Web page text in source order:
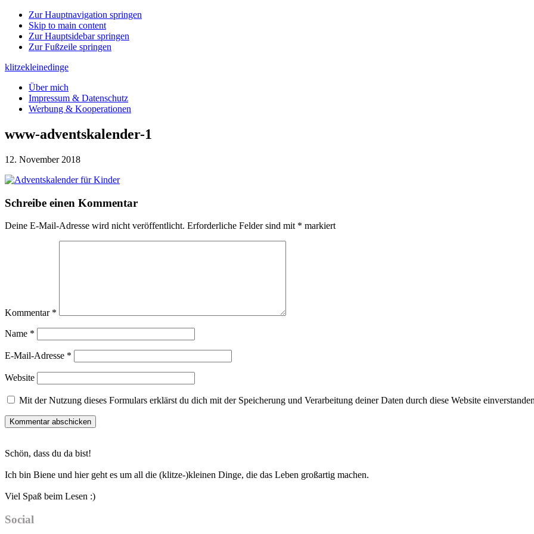
Zur Hauptnavigation springen
Skip to main content
Zur Hauptsidebar springen
Zur Fußzeile springen
klitzekleinedinge
Über mich
Impressum & Datenschutz
Werbung & Kooperationen
www-adventskalender-1
12. November 2018
Leser-
Schreibe einen Kommentar
Deine E-Mail-Adresse wird nicht veröffentlicht. Erforderliche Felder sind mit * markiert
Kommentar *
Name *
E-Mail-Adresse *
Website
Mit der Nutzung dieses Formulars erklärst du dich mit der Speicherung und Verarbeitung deiner Daten durch diese Website
Sidebar
Schön, dass du da bist!
Ich bin Biene und hier geht es um all die (klitze-)kleinen Dinge, die das Leben großartig machen.
Viel Spaß beim Lesen :)
Social